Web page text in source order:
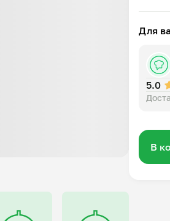
Для
5.0
В